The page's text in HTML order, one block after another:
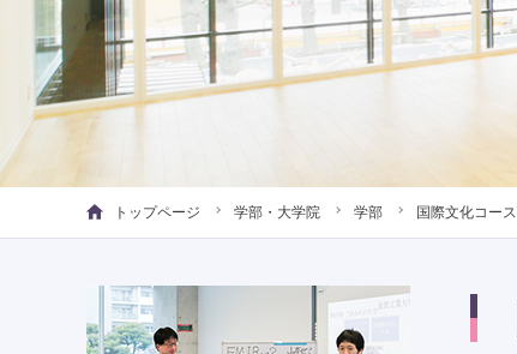
トップページ 学部・大学院 学部 国際文化コース